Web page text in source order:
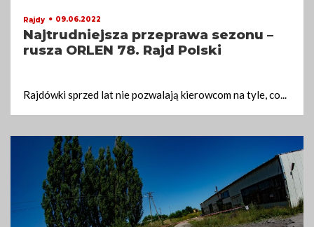
Rajdy 09.06.2022
Najtrudniejsza przeprawa sezonu –
rusza ORLEN 78. Rajd Polski
Rajdówki sprzed lat nie pozwalają kierowcom na tyle, co...